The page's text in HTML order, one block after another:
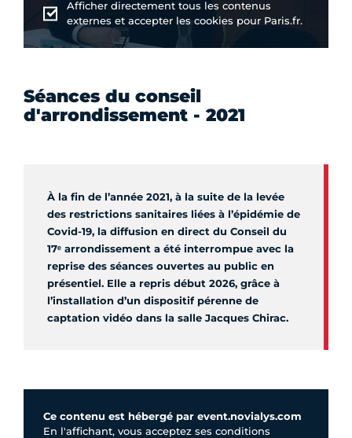
Afficher directement tous les contenus
externes et accepter les cookies pour Paris.fr.
Séances du conseil
d'arrondissement - 2021
À la fin de l’année 2021, à la suite de la levée
des restrictions sanitaires liées à l’épidémie de
Covid-19, la diffusion en direct du Conseil du
17ᵉ arrondissement a été interrompue avec la
reprise des séances ouvertes au public en
présentiel. Elle a repris début 2026, grâce à
l’installation d’un dispositif pérenne de
captation vidéo dans la salle Jacques Chirac.
Ce contenu est hébergé par event.novialys.com
En l'affichant, vous acceptez ses conditions